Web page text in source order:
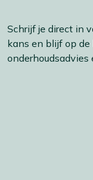
Schrijf je direct in
kans en blijf op
onderhoudsadvies